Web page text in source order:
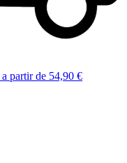
a partir de 54,90 €